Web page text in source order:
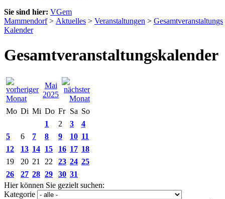
Sie sind hier: VGem
Mammendorf> Aktuelles > Veranstaltungen > Gesamtveranstaltungs
Kalender
Gesamtveranstaltungskalender
Mai
2025
Mo Di Mi Do Fr Sa So
1
2 3
4
5
6 7 8 9 10 11
12
13 14 15 16 17 18
19
20 21 22 23 24 25
26
27 28 29 30 31
Hier können Sie gezielt suchen:
Kategorie